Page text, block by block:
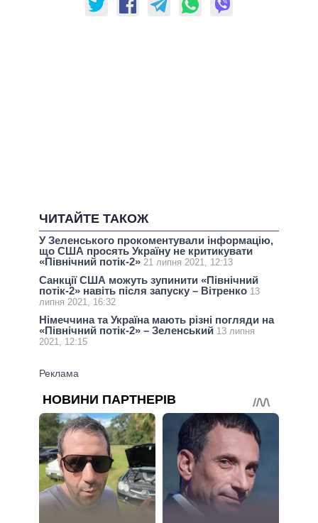
ЧИТАЙТЕ ТАКОЖ
У Зеленського прокоментували інформацію,
що США просять Україну не критикувати
«Північний потік-2» 21 липня 2021, 12:13
Санкції США можуть зупинити «Північний
потік-2» навіть після запуску – Вітренко 13
липня 2021, 16:32
Німеччина та Україна мають різні погляди на
«Північний потік-2» – Зеленський 13 липня
2021, 12:15